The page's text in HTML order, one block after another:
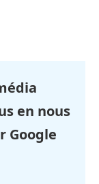
en nous
Google